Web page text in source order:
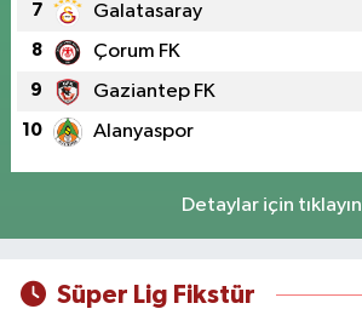
7 Galatasaray
8 Çorum FK
9 Gaziantep FK
10 Alanyaspor
Detaylar için tıklayın
Süper Lig Fikstür